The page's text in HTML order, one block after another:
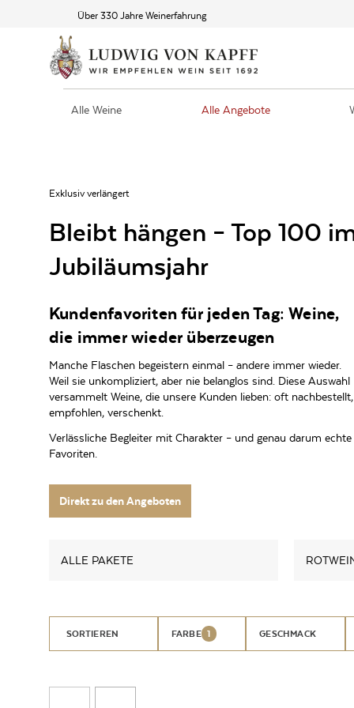
Über 330 Jahre Weinerfahrung
Alle Weine Alle Angebote
Exklusiv verlängert
Bleibt hängen – Top 100
Jubiläumsjahr
Kundenfavoriten für jeden Tag: Weine,
die immer wieder überzeugen
Manche Flaschen begeistern einmal – andere immer wieder.
Weil sie unkompliziert, aber nie belanglos sind. Diese Auswahl
versammelt Weine, die unsere Kunden lieben: oft nachbestellt,
empfohlen, verschenkt.
Verlässliche Begleiter mit Charakter – und genau darum echte
Favoriten.
Direkt zu den Angeboten
ALLE PAKETE
SORTIEREN FARBE 1 GESCHMACK